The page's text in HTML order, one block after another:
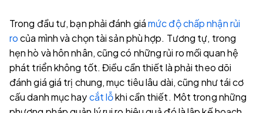
Trong đầu tư, bạn phải đánh giámức độ chấp nhận rủi
rocủa mình và chọn tài sản phù hợp. Tương tự, trong
hẹn hò và hôn nhân, cũng có những rủi ro mối quan hệ
phát triển không tốt. Điều cần thiết là phải theo dõi
đánh giá giá trị chung, mục tiêu lâu dài, cũng như tái cơ
cấu danh mục haycắt lỗkhi cần thiết. Môt trong những